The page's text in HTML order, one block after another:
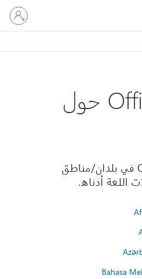
تسجيل
الدخول
إلى
Office.com حول
يتوفر Office.com في بلدان/مناطق
اللغة أدناه.
Bahasa